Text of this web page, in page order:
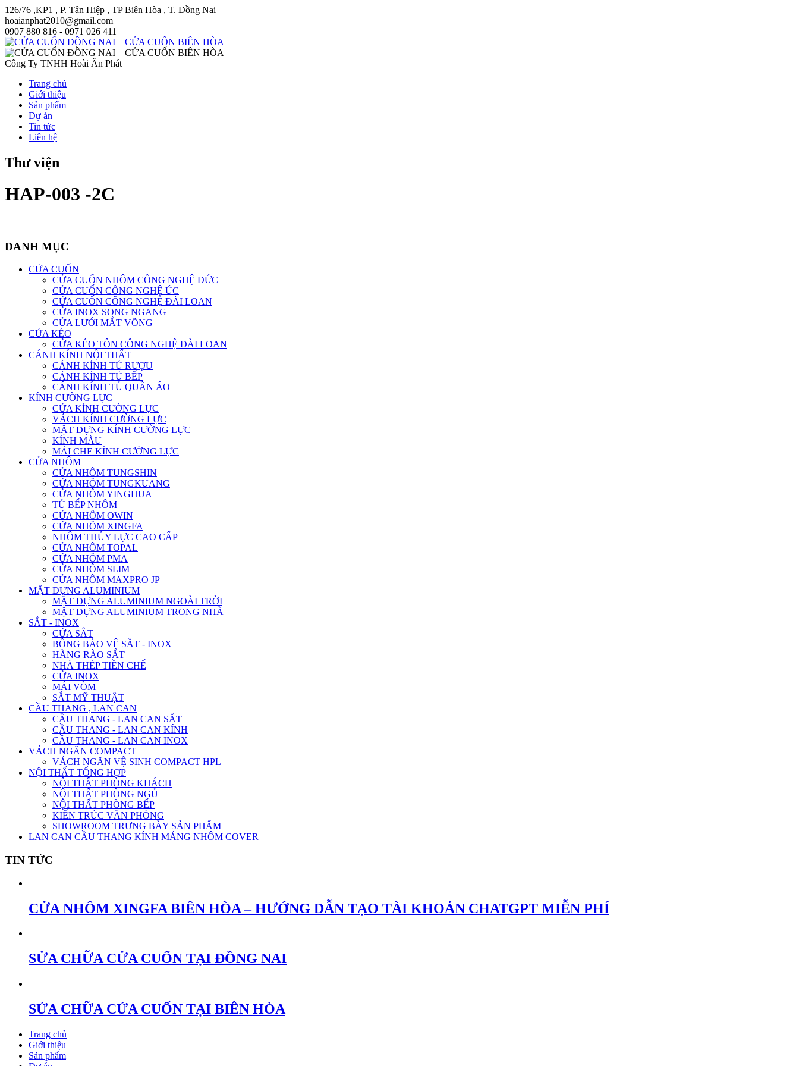
126/76 ,KP1 , P. Tân Hiệp , TP Biên Hòa , T. Đồng Nai
hoaianphat2010@gmail.com
0907 880 816 - 0971 026 411
Công Ty TNHH Hoài Ân Phát
Trang chủ
Giới thiệu
Sản phẩm
Dự án
Tin tức
Liên hệ
Thư viện
HAP-003 -2C
DANH MỤC
CỬA CUỐN
CỬA CUỐN NHÔM CÔNG NGHỆ ĐỨC
CỬA CUỐN CÔNG NGHỆ ÚC
CỬA CUỐN CÔNG NGHỆ ĐÀI LOAN
CỬA INOX SONG NGANG
CỬA LƯỚI MẮT VÕNG
CỬA KÉO
CỬA KÉO TÔN CÔNG NGHỆ ĐÀI LOAN
CÁNH KÍNH NỘI THẤT
CÁNH KÍNH TỦ RƯỢU
CÁNH KÍNH TỦ BẾP
CÁNH KÍNH TỦ QUẦN ÁO
KÍNH CƯỜNG LỰC
CỬA KÍNH CƯỜNG LỰC
VÁCH KÍNH CƯỜNG LỰC
MẶT DỰNG KÍNH CƯỜNG LỰC
KÍNH MÀU
MÁI CHE KÍNH CƯỜNG LỰC
CỬA NHÔM
CỬA NHÔM TUNGSHIN
CỬA NHÔM TUNGKUANG
CỬA NHÔM YINGHUA
TỦ BẾP NHÔM
CỬA NHÔM OWIN
CỬA NHÔM XINGFA
NHÔM THỦY LỰC CAO CẤP
CỬA NHÔM TOPAL
CỬA NHÔM PMA
CỬA NHÔM SLIM
CỬA NHÔM MAXPRO JP
MẶT DỰNG ALUMINIUM
MẶT DỰNG ALUMINIUM NGOÀI TRỜI
MẶT DỰNG ALUMINIUM TRONG NHÀ
SẮT - INOX
CỬA SẮT
BÔNG BẢO VỆ SẮT - INOX
HÀNG RÀO SẮT
NHÀ THÉP TIỀN CHẾ
CỬA INOX
MÁI VÒM
SẮT MỸ THUẬT
CẦU THANG , LAN CAN
CẦU THANG - LAN CAN SẮT
CẦU THANG - LAN CAN KÍNH
CẦU THANG - LAN CAN INOX
VÁCH NGĂN COMPACT
VÁCH NGĂN VỆ SINH COMPACT HPL
NỘI THẤT TỔNG HỢP
NỘI THẤT PHÒNG KHÁCH
NỘI THẤT PHÒNG NGỦ
NỘI THẤT PHÒNG BẾP
KIẾN TRÚC VĂN PHÒNG
SHOWROOM TRƯNG BÀY SẢN PHẨM
LAN CAN CẦU THANG KÍNH MÁNG NHÔM COVER
TIN TỨC
CỬA NHÔM XINGFA BIÊN HÒA – HƯỚNG DẪN TẠO TÀI KHOẢN CHATGPT MIỄN PHÍ
SỬA CHỮA CỬA CUỐN TẠI ĐỒNG NAI
SỬA CHỮA CỬA CUỐN TẠI BIÊN HÒA
Trang chủ
Giới thiệu
Sản phẩm